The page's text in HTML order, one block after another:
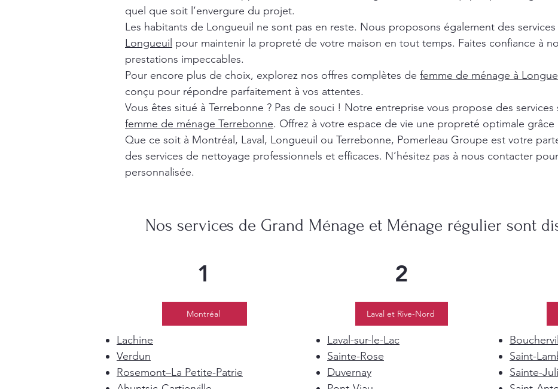
quel que soit l’envergure du projet.
Les habitants de Longueuil ne sont pas en reste. Nous proposons également des services
Longueuil pour maintenir la propreté de votre maison en tout temps. Faites confiance à
prestations impeccables.
Pour encore plus de choix, explorez nos offres complètes de femme de ménage à
conçu pour répondre parfaitement à vos attentes.
Vous êtes situé à Terrebonne ? Pas de souci ! Notre entreprise vous propose des services
femme de ménage Terrebonne. Offrez à votre espace de vie une propreté optimale
Que ce soit à Montréal, Laval, Longueuil ou Terrebonne, Pomerleau Groupe est votre
des services de nettoyage professionnels et efficaces. N’hésitez pas à nous contacter
personnalisée.
Nos services de Grand Ménage et Ménage régulier sont
1
Montréal
Lachine
Verdun
Rosemont–La Petite-Patrie
2
Laval et Rive-Nord
Laval-sur-le-Lac
Sainte-Rose
Duvernay
Saint-
Sainte-